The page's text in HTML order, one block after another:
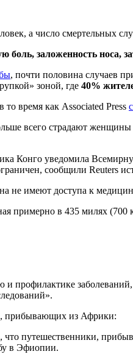
а число смертельных
боль, заложенность носа,
, почти половина случаев
зоной, где 40%
время как Associated Press
всего страдают
Конго уведомила
сообщили Reuters
не имеют доступа к
примерно в 435 милях
и профилактике заболеваний,
прибывающих из Африки:
что путешественники,
в Эфиопии.